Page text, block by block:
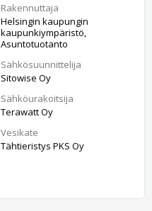
Rakennuttaja
Helsingin kaupungin
kaupunkiympäristö,
Asuntotuotanto
Sähkösuunnittelija
Sitowise Oy
Sähköurakoitsija
Terawatt Oy
Vesikate
Tähtieristys PKS Oy